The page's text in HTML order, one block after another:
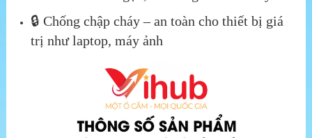
🔒 Chống chập cháy – an toàn cho thiết bị giá
trị như laptop, máy ảnh